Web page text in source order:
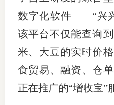
数字化软件——“兴
该平台不仅能查询
米、大豆的实时价
食贸易、融资、仓
正在推广的“增收宝”